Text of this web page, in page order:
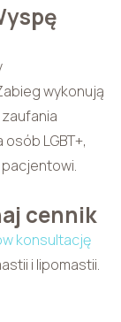
wykonują
LGBT+,
cennik
konsultację
i lipomastii.